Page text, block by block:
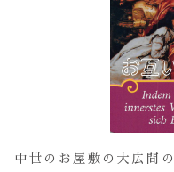
中世のお屋敷の大広間